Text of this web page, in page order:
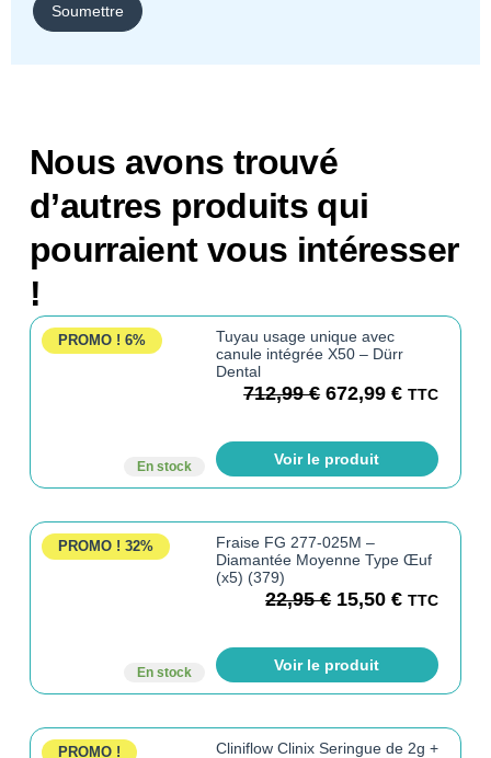
Nous avons trouvé
d’autres produits qui
pourraient vous intéresser
!
PROMO ! 6%
En stock
Tuyau usage unique avec
canule intégrée X50 – Dürr
Dental
712,99€ 672,99€ TTC
Voir le produit
PROMO ! 32%
En stock
Fraise FG 277-025M –
Diamantée Moyenne Type Œuf
(x5) (379)
22,95€ 15,50€ TTC
Voir le produit
PROMO !
Cliniflow Clinix Seringue de 2g +